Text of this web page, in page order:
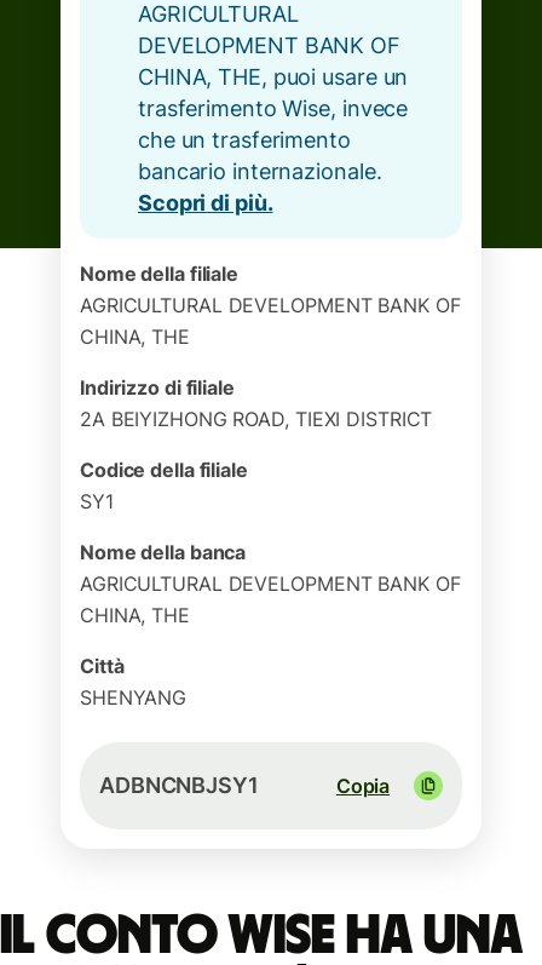
AGRICULTURAL
DEVELOPMENT BANK OF
CHINA, THE, puoi usare un
trasferimento Wise, invece
che un trasferimento
bancario internazionale.
Scopri di più.
Nome della filiale
AGRICULTURAL DEVELOPMENT BANK OF
CHINA, THE
Indirizzo di filiale
2A BEIYIZHONG ROAD, TIEXI DISTRICT
Codice della filiale
SY1
Nome della banca
AGRICULTURAL DEVELOPMENT BANK OF
CHINA, THE
Città
SHENYANG
ADBNCNBJSY1 Copia
Il conto Wise ha una